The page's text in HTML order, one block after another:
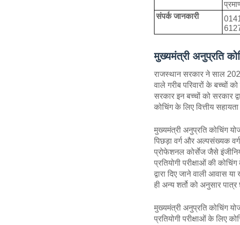
संपर्क जानकारी
मुख्यमंत्री अनुप्रति
राजस्थान सरकार ने साल
वाले गरीब परिवारों के बच्चों
सरकार इन बच्चों को सरकार
कोचिंग के लिए वित्तीय
मुख्यमंत्री अनुप्रति कोचिंग
पिछड़ा वर्ग और अल्पसंख्यक
प्रोफेशनल कोर्सेज जैसे
प्रतियोगी परीक्षाओं की
द्वारा दिए जाने वाली आवास
ही अन्य शर्तो को अनुसार पात्र
मुख्यमंत्री अनुप्रति कोचिंग
प्रतियोगी परीक्षाओं के लिए